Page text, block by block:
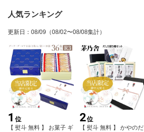
人気ランキング
更新日 ： 08/09 （08/02〜08/08集計）
1 位
【 熨斗 無料 】 お菓子 ギ
2位
【 熨斗 無料 】 かやのだ